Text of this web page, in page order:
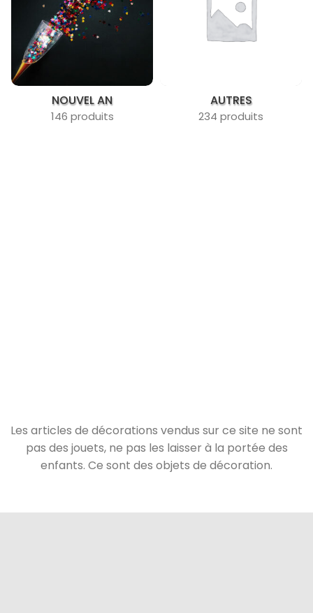
NOUVEL AN
146 produits
AUTRES
234 produits
Les articles de décorations vendus sur ce site ne sont
pas des jouets, ne pas les laisser à la portée des
enfants. Ce sont des objets de décoration.